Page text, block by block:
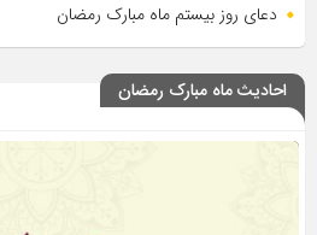
دعای روز بیستم ماه مبارک رمضان
احادیث ماه مبارک رمضان